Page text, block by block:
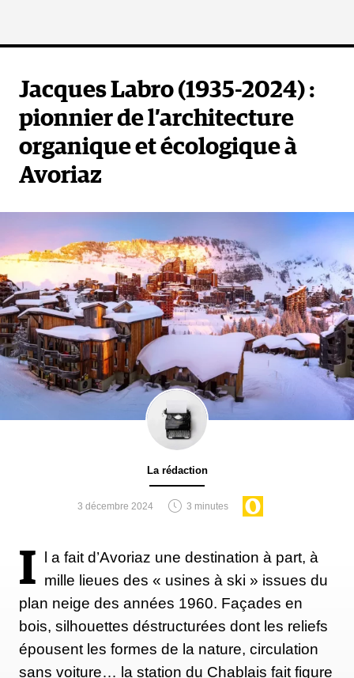
Jacques Labro (1935-2024) :
pionnier de l’architecture
organique et écologique à
Avoriaz
La rédaction
3 décembre 2024 3 minutes
I l a fait d’Avoriaz une destination à part, à
mille lieues des « usines à ski » issues du
plan neige des années 1960. Façades en
bois, silhouettes déstructurées dont les reliefs
épousent les formes de la nature, circulation
sans voiture… la station du Chablais fait figure